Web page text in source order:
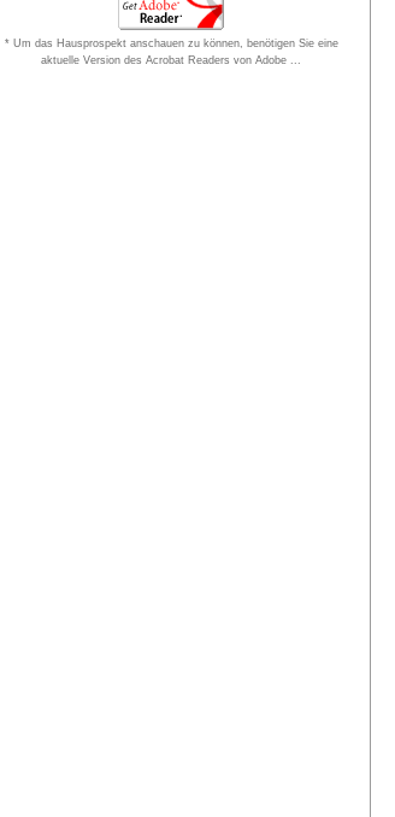
* Um das Hausprospekt anschauen zu können, benötigen Sie eine
aktuelle Version des Acrobat Readers von Adobe ...